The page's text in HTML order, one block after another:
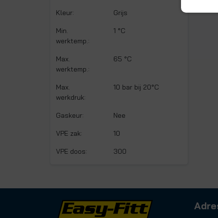
Kleur: Grijs
Min.
werktemp.:
1 °C
Max.
werktemp.:
65 °C
Max.
werkdruk:
10 bar bij 20°C
Gaskeur: Nee
VPE zak: 10
VPE doos: 300